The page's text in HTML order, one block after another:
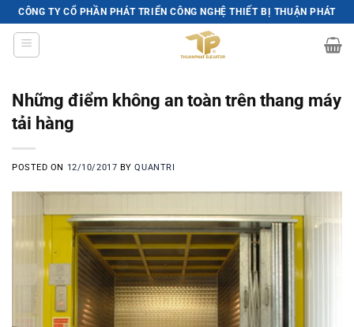
Skip
to
content
CÔNG TY CỔ PHẦN PHÁT TRIỂN CÔNG NGHỆ THIẾT BỊ THUẬN PHÁT
Những điểm không an toàn trên thang máy
tải hàng
POSTED ON 12/10/2017 BYQUANTRI